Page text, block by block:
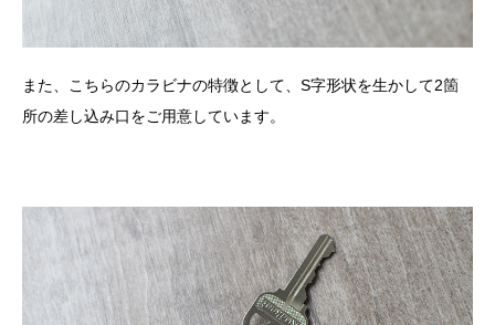
また、こちらのカラビナの特徴として、S字形状を生かして2箇
所の差し込み口をご用意しています。